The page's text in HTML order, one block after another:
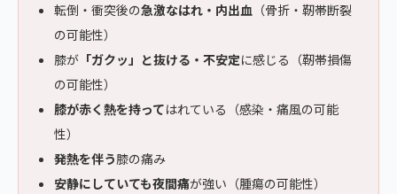
転倒・衝突後の急激なはれ・内出血 （骨折・靭帯断裂
の可能性）
膝が 「ガクッ」と抜ける・不安定に感じる（靭帯損傷
の可能性）
膝が赤く熱を持ってはれている（感染・痛風の可能
性）
発熱を伴う膝の痛み
安静にしていても夜間痛が強い（腫瘍の可能性）